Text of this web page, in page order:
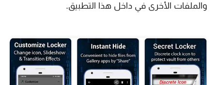
والملفات الأخرى في داخل هذا التطبيق.